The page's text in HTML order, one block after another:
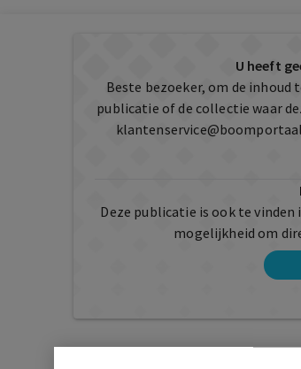
U heeft
Beste bezoeker, om de inhoud
publicatie of de collectie waar
Deze publicatie is ook te
mogelijkheid om